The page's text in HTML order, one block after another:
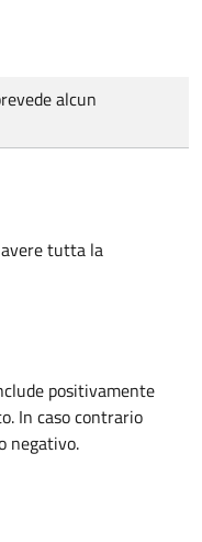
alcun
tutta la
positivamente
In caso contrario
negativo.